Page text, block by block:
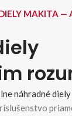
MAKITA —
náhradné